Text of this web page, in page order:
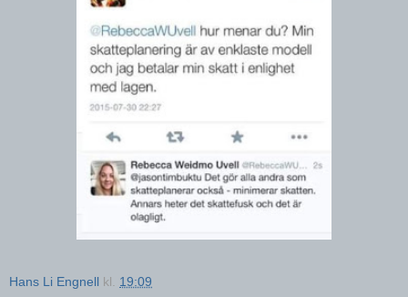
Hans Li Engnell kl. 19:09